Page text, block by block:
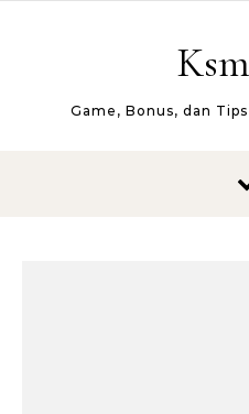
Game, Bonus, dan